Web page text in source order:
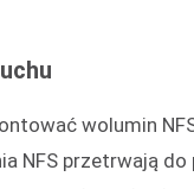
wolumin
NFS przetrwają